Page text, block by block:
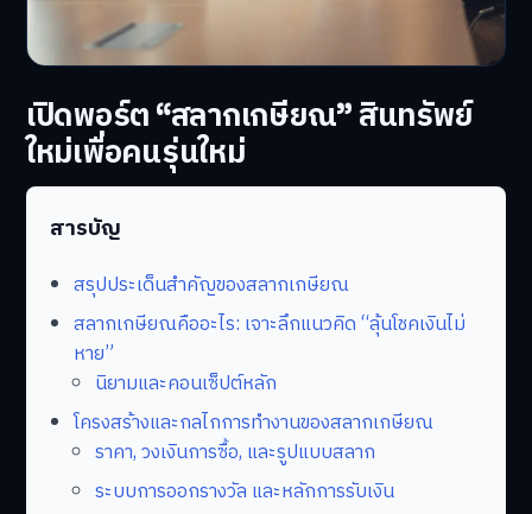
เปิดพอร์ต “สลากเกษียณ” สินทรัพย์
ใหม่เพื่อคนรุ่นใหม่
สารบัญ
สรุปประเด็นสำคัญของสลากเกษียณ
สลากเกษียณคืออะไร: เจาะลึกแนวคิด “ลุ้นโชคเงินไม่
หาย”
นิยามและคอนเซ็ปต์หลัก
โครงสร้างและกลไกการทำงานของสลากเกษียณ
ราคา, วงเงินการซื้อ, และรูปแบบสลาก
ระบบการออกรางวัล และหลักการรับเงิน